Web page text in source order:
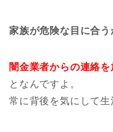
家族が危険な目に合う
闇金業者からの連絡
となんですよ。
常に背後を気にして生